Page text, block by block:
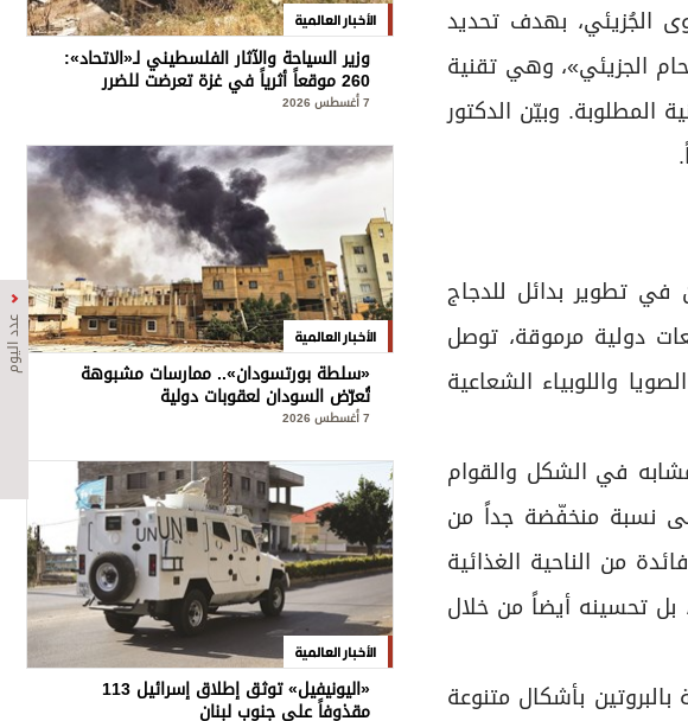
عدد اليوم
الجُزيئي، بهدف تحديد
الجزيئي»، وهي تقنية
المطلوبة. وبيّن الدكتور
في تطوير بدائل للدجاج
دولية مرموقة، توصل
واللوبياء الشعاعية
مشابه في الشكل والقوام
نسبة منخفّضة جداً من
من الناحية الغذائية
تحسينه أيضاً من خلال
بأشكال متنوعة
الأخبار العالمية
وزير السياحة والآثار الفلسطيني لـ«الاتحاد»:
260 موقعاً أثرياً في غزة تعرضت للضرر
7 أغسطس 2026
الأخبار العالمية
«سلطة بورتسودان».. ممارسات مشبوهة
تُعرّض السودان لعقوبات دولية
7 أغسطس 2026
الأخبار العالمية
«اليونيفيل» توثق إطلاق إسرائيل 113
مقذوفاً على جنوب لبنان